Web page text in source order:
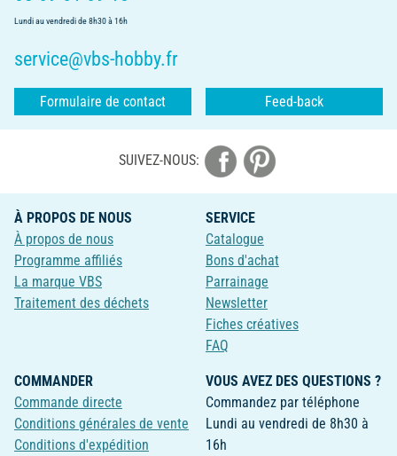
Lundi au vendredi de 8h30 à 16h
service@vbs-hobby.fr
Formulaire de contact Feed-back
SUIVEZ-NOUS:
À PROPOS DE NOUS
À propos de nous
Programme affiliés
La marque VBS
Traitement des déchets
SERVICE
Catalogue
Bons d'achat
Parrainage
Newsletter
Fiches créatives
FAQ
COMMANDER
Commande directe
Conditions générales de vente
Conditions d'expédition
VOUS AVEZ DES QUESTIONS ?
Commandez par téléphone
Lundi au vendredi de 8h30 à
16h